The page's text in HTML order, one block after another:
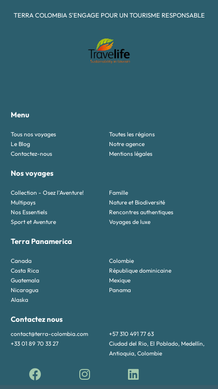
TERRA COLOMBIA S'ENGAGE POUR UN TOURISME RESPONSABLE
Menu
Tous nos voyages
Toutes les régions
Le Blog
Notre agence
Contactez-nous
Mentions légales
Nos voyages
Collection - Osez l'Aventure!
Famille
Multipays
Nature et Biodiversité
Nos Essentiels
Rencontres authentiques
Sport et Aventure
Voyages de luxe
Terra Panamerica
Canada
Colombie
Costa Rica
République dominicaine
Guatemala
Mexique
Nicaragua
Panama
Alaska
Contactez nous
contact@terra-colombia.com
+57 310 491 77 63
+33 01 89 70 33 27
Ciudad del Rio, El Poblado, Medellín,
Antioquia, Colombie